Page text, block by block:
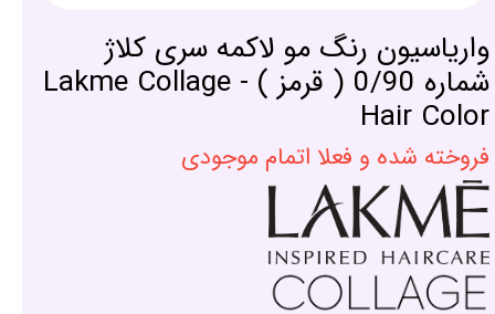
واریاسیون رنگ مو لاکمه سری کلاژ
شماره 0/90 ( قرمز ) - Lakme Collage
Hair Color
فروخته شده و فعلا اتمام موجودی